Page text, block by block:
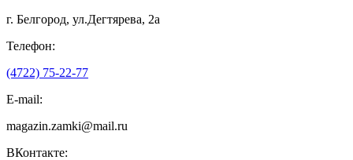
г. Белгород, ул.Дегтярева, 2а
Телефон:
(4722) 75-22-77
E-mail:
magazin.zamki@mail.ru
ВКонтакте: